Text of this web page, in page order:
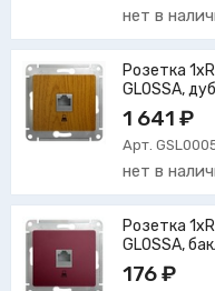
нет в
Розетка
GLOSSA, дуб
1 641 ₽
Арт.
нет в
Розетка
GLOSSA,
176 ₽